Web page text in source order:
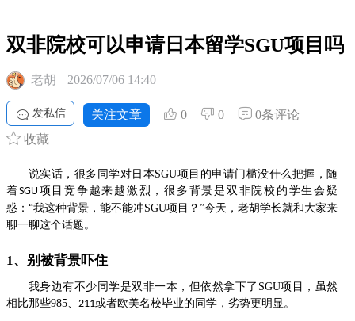
双非院校可以申请日本留学SGU项目吗
老胡 2026/07/06 14:40
发私信 关注文章 0 0
0条评论
收藏
说实话，很多同学对日本SGU项目的申请门槛没什么把握，随
着SGU 项目竞争越来越激烈，很多背景是双非院校的学生会疑
惑： “我这种背景，能不能冲SGU项目？ ”今天，老胡学长就和大家来
聊一聊这个话题 。
1、别被背景吓住
我身边有不少同学是双非一本， 但依然拿下了 SGU项目，虽然
相 比那些985 211或者欧美名校毕业的同学，劣势更明显。